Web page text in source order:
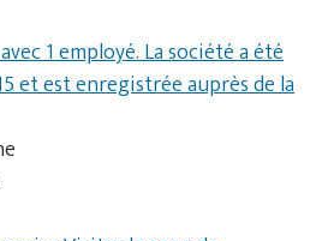
1 employé. La société a été
et est enregistrée auprès de la